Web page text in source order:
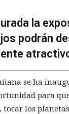
la
podrán
se ha
para
tocar los